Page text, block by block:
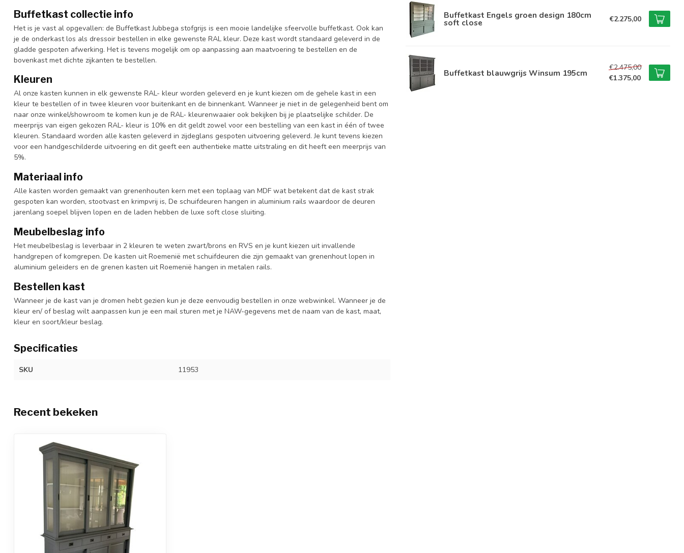
Buffetkast collectie info
Het is je vast al opgevallen: de Buffetkast Jubbega stofgrijs is een mooie landelijke sfeervolle buffetkast. Ook kan
je de onderkast los als dressoir bestellen in elke gewenste RAL kleur. Deze kast wordt standaard geleverd in de
gladde gespoten afwerking. Het is tevens mogelijk om op aanpassing aan maatvoering te bestellen en de
bovenkast met dichte zijkanten te bestellen.
Kleuren
Al onze kasten kunnen in elk gewenste RAL- kleur worden geleverd en je kunt kiezen om de gehele kast in een
kleur te bestellen of in twee kleuren voor buitenkant en de binnenkant. Wanneer je niet in de gelegenheid bent om
naar onze winkel/showroom te komen kun je de RAL- kleurenwaaier ook bekijken bij je plaatselijke schilder. De
meerprijs van eigen gekozen RAL- kleur is 10% en dit geldt zowel voor een bestelling van een kast in één of twee
kleuren. Standaard worden alle kasten geleverd in zijdeglans gespoten uitvoering geleverd. Je kunt tevens kiezen
voor een handgeschilderde uitvoering en dit geeft een authentieke matte uitstraling en dit heeft een meerprijs van
5%.
Materiaal info
Alle kasten worden gemaakt van grenenhouten kern met een toplaag van MDF wat betekent dat de kast strak
gespoten kan worden, stootvast en krimpvrij is, De schuifdeuren hangen in aluminium rails waardoor de deuren
jarenlang soepel blijven lopen en de laden hebben de luxe soft close sluiting.
Meubelbeslag info
Het meubelbeslag is leverbaar in 2 kleuren te weten zwart/brons en RVS en je kunt kiezen uit invallende
handgrepen of komgrepen. De kasten uit Roemenië met schuifdeuren die zijn gemaakt van grenenhout lopen in
aluminium geleiders en de grenen kasten uit Roemenië hangen in metalen rails.
Bestellen kast
Wanneer je de kast van je dromen hebt gezien kun je deze eenvoudig bestellen in onze webwinkel. Wanneer je de
kleur en/ of beslag wilt aanpassen kun je een mail sturen met je NAW-gegevens met de naam van de kast, maat,
kleur en soort/kleur beslag.
Specificaties
SKU 11953
Buffetkast Engels groen design 180cm
soft close €2.275,00
Buffetkast blauwgrijs Winsum 195cm
€2.475,00
€1.375,00
Recent bekeken